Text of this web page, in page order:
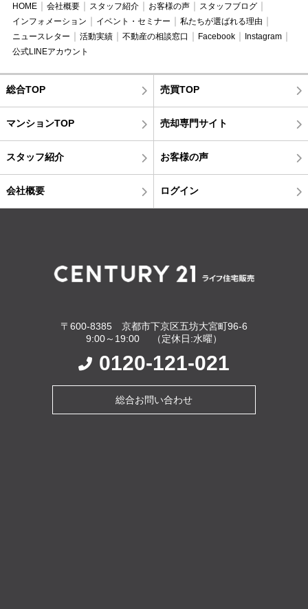
HOME 会社概要 スタッフ紹介 お客様の声
スタッフブログ
インフォメーション
イベント・セミナー
私たちが選ばれる理由
ニュースレター
活動実績 不動産の相談窓口 Facebook
Instagram
公式LINEアカウント
総合TOP 売買TOP
マンションTOP 売却専門サイト
スタッフ紹介 お客様の声
会社概要 ログイン
〒600-8385 京都市下京区五坊大宮町96-6
9:00～19:00 （定休日:水曜）
0120-121-021
総合お問い合わせ